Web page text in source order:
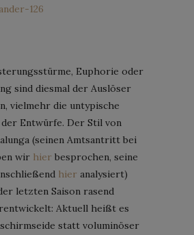
Euphorie oder
sind diesmal der Auslöser
vielmehr die untypische
Entwürfe. Der Stil von
(seinen Amtsantritt bei
wir hier besprochen, seine
hier analysiert)
letzten Saison rasend
Aktuell heißt es
statt voluminöser